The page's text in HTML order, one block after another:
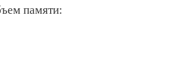
памяти: